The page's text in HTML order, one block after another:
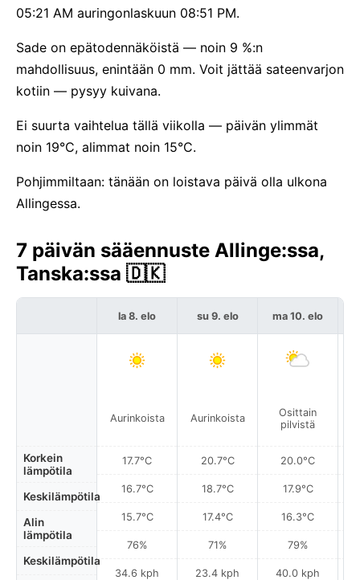
05:21 AM auringonlaskuun 08:51 PM.
Sade on epätodennäköistä — noin 9 %:n
mahdollisuus, enintään 0 mm. Voit jättää sateenvarjon
kotiin — pysyy kuivana.
Ei suurta vaihtelua tällä viikolla — päivän ylimmät
noin 19°C, alimmat noin 15°C.
Pohjimmiltaan: tänään on loistava päivä olla ulkona
Allingessa.
7 päivän sääennuste Allinge:ssa,
Tanska:ssa 🇩🇰
Korkein
lämpötila
Keskilämpötila
Alin
lämpötila
Keskilämpötila
la 8. elo
Aurinkoista
17.7°C
16.7°C
15.7°C
76%
34.6 kph
su 9. elo
Aurinkoista
20.7°C
18.7°C
17.4°C
71%
23.4 kph
ma 10. elo
Osittain
pilvistä
20.0°C
17.9°C
16.3°C
79%
40.0 kph